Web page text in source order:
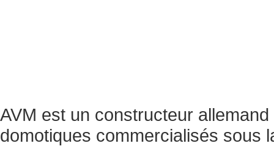
AVM est un constructeur
domotiques commercialisés sous